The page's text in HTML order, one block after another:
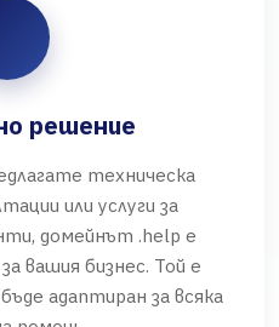
решение
техническа
или услуги за
домейнът .help е
вашия бизнес. Той е
адаптиран за всяка